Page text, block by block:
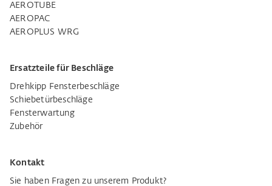
AEROTUBE
AEROPAC
AEROPLUS WRG
Ersatzteile für Beschläge
Drehkipp Fensterbeschläge
Schiebetürbeschläge
Fensterwartung
Zubehör
Kontakt
Sie haben Fragen zu unserem Produkt?